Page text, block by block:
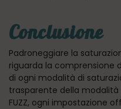
Conclusione
Padroneggiare la
riguarda la comprensione
di ogni modalità di
trasparente della modalità
FUZZ, ogni impostazione